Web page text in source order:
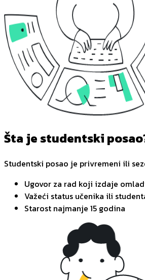
Šta je studentski
Studentski posao je privremeni ili
Ugovor za rad koji izdaje
Važeći status učenika ili
Starost najmanje 15 godina